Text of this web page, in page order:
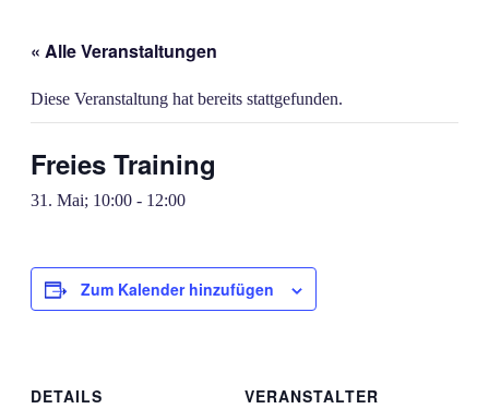
« Alle Veranstaltungen
Diese Veranstaltung hat bereits stattgefunden.
Freies Training
31. Mai; 10:00 - 12:00
Zum Kalender hinzufügen
DETAILS
VERANSTALTER